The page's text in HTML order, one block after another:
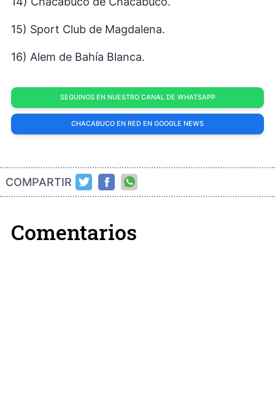
15) Sport Club de Magdalena.
16) Alem de Bahía Blanca.
SEGUINOS EN NUESTRO CANAL DE WHATSAPP
CHACABUCO EN RED EN GOOGLE NEWS
COMPARTIR
Comentarios